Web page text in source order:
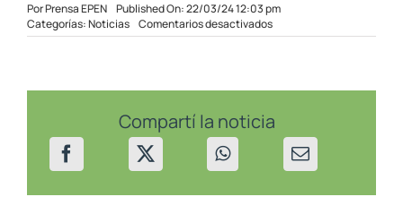
PorPrensa EPEN Published On: 22/03/24 12:03 pm
Categorías:Noticias Comentarios desactivadosen
Actualización
Compartí la noticia